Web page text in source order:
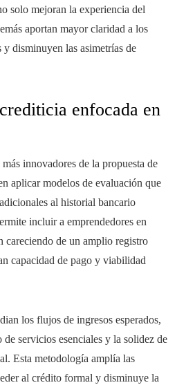
solo mejoran la experiencia del
aportan mayor claridad a los
y disminuyen las asimetrías de
enfocada en
innovadores de la propuesta de
aplicar modelos de evaluación que
al historial bancario
incluir a emprendedores en
careciendo de un amplio registro
capacidad de pago y viabilidad
los flujos de ingresos esperados,
de servicios esenciales y la solidez de
Esta metodología amplía las
al crédito formal y disminuye la